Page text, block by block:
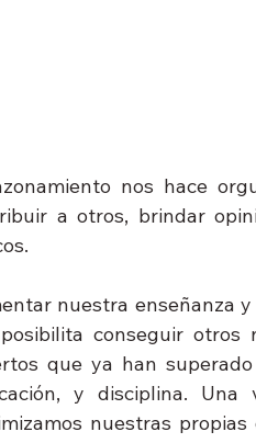
nos hace
a otros, brindar
nuestra enseñanza
conseguir otros
que ya han
y disciplina. Una
nuestras